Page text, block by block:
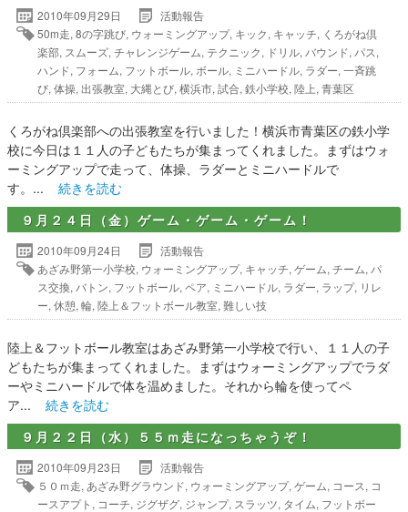
2010年09月29日
活動報告
50m走, 8の字跳び, ウォーミングアップ, キック, キャッチ, くろがね倶
楽部, スムーズ, チャレンジゲーム, テクニック, ドリル, バウンド, パス,
ハンド, フォーム, フットボール, ボール, ミニハードル, ラダー, 一斉跳
び, 体操, 出張教室, 大縄とび, 横浜市, 試合, 鉄小学校, 陸上, 青葉区
くろがね倶楽部への出張教室を行いました！横浜市青葉区の鉄小学
校に今日は１１人の子どもたちが集まってくれました。まずはウォ
ーミングアップで走って、体操、ラダーとミニハードルで
す。... 続きを読む
９月２４日（金）ゲーム・ゲーム・ゲーム！
2010年09月24日
活動報告
あざみ野第一小学校, ウォーミングアップ, キャッチ, ゲーム, チーム, パ
ス交換, バトン, フットボール, ペア, ミニハードル, ラダー, ラップ, リレ
ー, 休憩, 輪, 陸上＆フットボール教室, 難しい技
陸上＆フットボール教室はあざみ野第一小学校で行い、１１人の子
どもたちが集まってくれました。まずはウォーミングアップでラダ
ーやミニハードルで体を温めました。それから輪を使ってペ
ア... 続きを読む
９月２２日（水）５５ｍ走になっちゃうぞ！
2010年09月23日
活動報告
５０ｍ走, あざみ野グラウンド, ウォーミングアップ, ゲーム, コース, コ
ースアプト , コーチ, ジグザグ, ジャンプ, スラッツ, タイム, フットボー